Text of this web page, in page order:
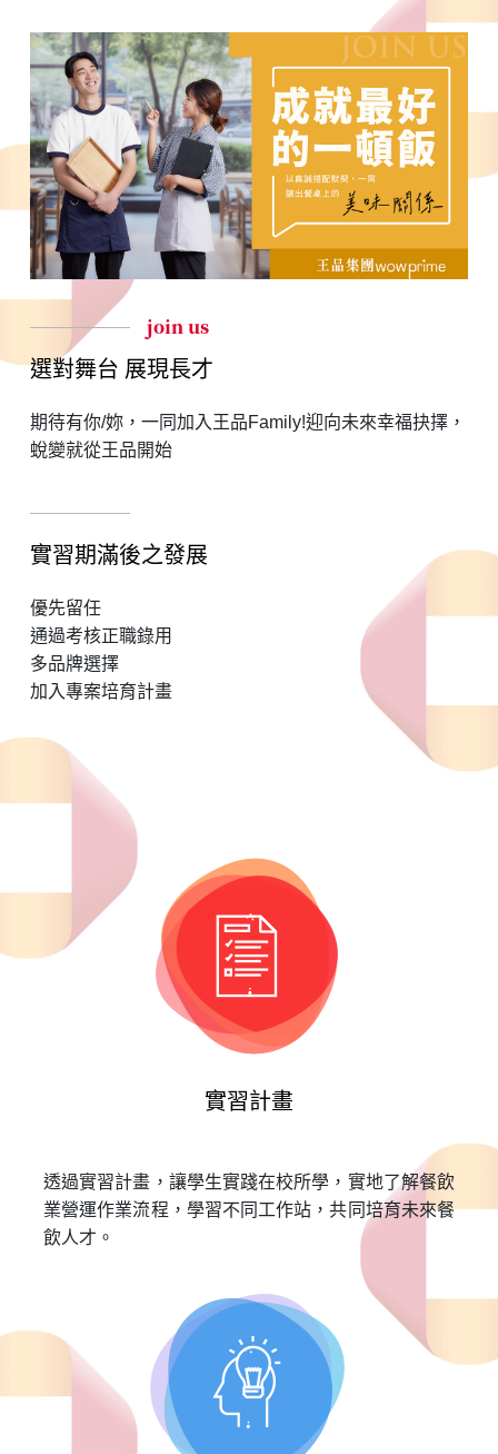
join us
選對舞台 展現長才
期待有你/妳，一同加入王品Family!迎向未來幸福抉擇，
蛻變就從王品開始
實習期滿後之發展
優先留任
通過考核正職錄用
多品牌選擇
加入專案培育計畫
實習計畫
透過實習計畫，讓學生實踐在校所學，實地了解餐飲
業營運作業流程，學習不同工作站，共同培育未來餐
飲人才。